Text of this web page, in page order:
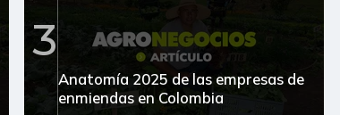
3
Anatomía 2025 de las empresas de
enmiendas en Colombia